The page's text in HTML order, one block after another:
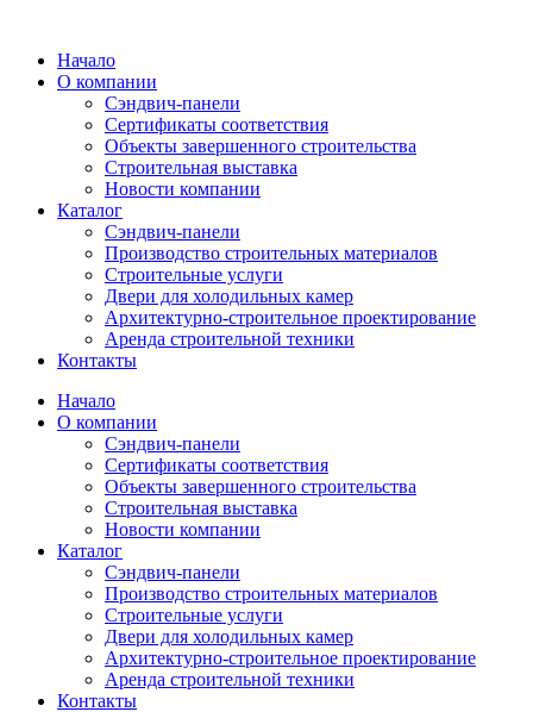
содержимому
Начало
О компании
Сэндвич-панели
Сертификаты соответствия
Объекты завершенного строительства
Строительная выставка
Новости компании
Каталог
Сэндвич-панели
Производство строительных материалов
Строительные услуги
Двери для холодильных камер
Архитектурно-строительное проектирование
Аренда строительной техники
Контакты
Начало
О компании
Сэндвич-панели
Сертификаты соответствия
Объекты завершенного строительства
Строительная выставка
Новости компании
Каталог
Сэндвич-панели
Производство строительных материалов
Строительные услуги
Двери для холодильных камер
Архитектурно-строительное проектирование
Аренда строительной техники
Контакты